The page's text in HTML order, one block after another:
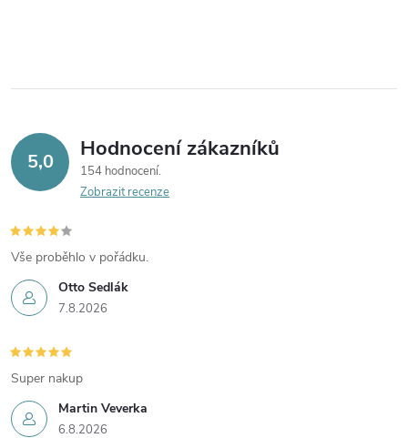
5,0 Hodnocení zákazníků
154 hodnocení
Zobrazit recenze
Otto Sedlák
7.8.2026
Vše proběhlo v pořádku.
Martin Veverka
6.8.2026
Super nakup